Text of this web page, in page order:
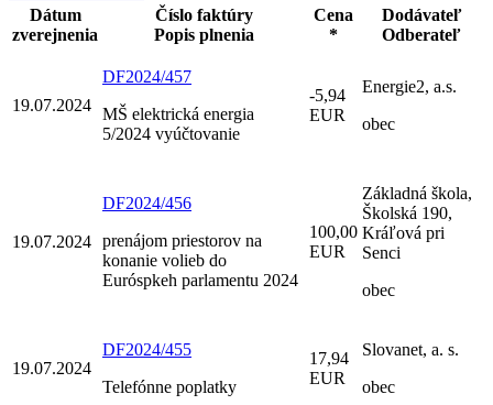
Dátum
zverejnenia
Číslo faktúry
Popis plnenia
Cena
*
Dodávateľ
Odberateľ
19.07.2024
DF2024/457
MŠ elektrická energia
5/2024 vyúčtovanie
-5,94
EUR
Energie2, a.s.
obec
19.07.2024
DF2024/456
prenájom priestorov na
konanie volieb do
Euróspkeh parlamentu 2024
100,00
EUR
Základná škola,
Školská 190,
Kráľová pri
Senci
obec
19.07.2024
DF2024/455
Telefónne poplatky
17,94
EUR
Slovanet, a. s.
obec